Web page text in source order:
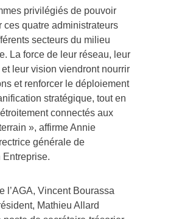
privilégiés de pouvoir
ces quatre administrateurs
secteurs du milieu
La force de leur réseau, leur
leur vision viendront nourrir
et renforcer le déploiement
stratégique, tout en
connectés aux
», affirme Annie
générale de
Entreprise.
l’AGA, Vincent Bourassa
Mathieu Allard